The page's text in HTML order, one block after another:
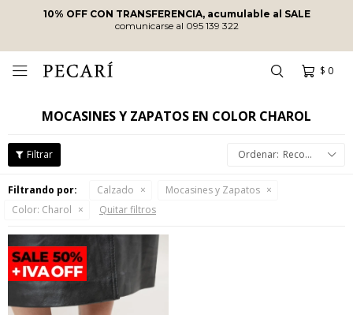
10% OFF CON TRANSFERENCIA, acumulable al SALE
comunicarse al 095 139 322
$ 0

MOCASINES Y ZAPATOS EN COLOR CHAROL
Recomendados
Filtrando por: Calzado
Mocasines y Zapatos
Color: Charol Quitar filtros